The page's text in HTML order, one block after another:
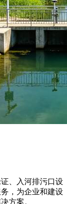
、入河排污口设
，为企业和建设
方案。